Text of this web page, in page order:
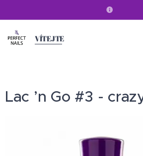
VÍTEJTE
Lac ’n Go #3 -